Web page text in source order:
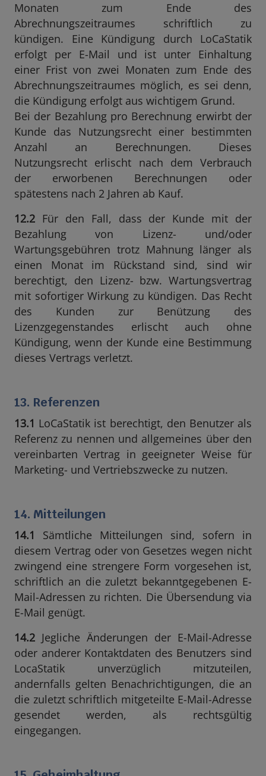
Monaten zum Ende des
Abrechnungszeitraumes schriftlich zu
kündigen. Eine Kündigung durch LoCaStatik
erfolgt per E-Mail und ist unter Einhaltung
einer Frist von zwei Monaten zum Ende des
Abrechnungszeitraumes möglich, es sei denn,
die Kündigung erfolgt aus wichtigem Grund.
Bei der Bezahlung pro Berechnung erwirbt der
Kunde das Nutzungsrecht einer bestimmten
Anzahl an Berechnungen. Dieses
Nutzungsrecht erlischt nach dem Verbrauch
der erworbenen Berechnungen oder
spätestens nach 2 Jahren ab Kauf.
12.2 Für den Fall, dass der Kunde mit der
Bezahlung von Lizenz- und/oder
Wartungsgebühren trotz Mahnung länger als
einen Monat im Rückstand sind, sind wir
berechtigt, den Lizenz- bzw. Wartungsvertrag
mit sofortiger Wirkung zu kündigen. Das Recht
des Kunden zur Benützung des
Lizenzgegenstandes erlischt auch ohne
Kündigung, wenn der Kunde eine Bestimmung
dieses Vertrags verletzt.
13. Referenzen
13.1 LoCaStatik ist berechtigt, den Benutzer als
Referenz zu nennen und allgemeines über den
vereinbarten Vertrag in geeigneter Weise für
Marketing- und Vertriebszwecke zu nutzen.
14. Mitteilungen
14.1
Sämtliche Mitteilungen sind, sofern in
diesem Vertrag oder von Gesetzes wegen nicht
zwingend eine strengere Form vorgesehen ist,
schriftlich an die zuletzt bekanntgegebenen E-
Mail-Adressen zu richten. Die Übersendung via
E-Mail genügt.
14.2 Jegliche Änderungen der E-Mail-Adresse
oder anderer Kontaktdaten des Benutzers sind
LocaStatik unverzüglich mitzuteilen,
andernfalls gelten Benachrichtigungen, die an
die zuletzt schriftlich mitgeteilte E-Mail-Adresse
gesendet werden, als rechtsgültig
eingegangen.